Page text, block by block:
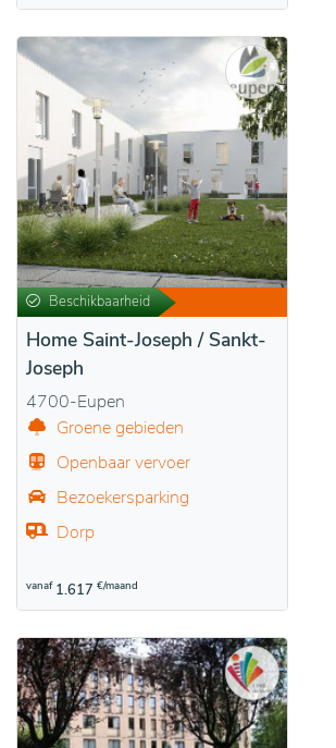
Beschikbaarheid
Home Saint-Joseph / Sankt-
Joseph
4700-Eupen
Groene gebieden
Openbaar vervoer
Bezoekersparking
Dorp
vanaf 1.617 €/maand